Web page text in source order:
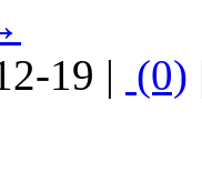
19 | (0)